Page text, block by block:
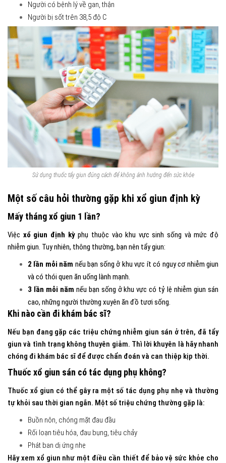
Người có bệnh lý về gan, thận
Người bị sốt trên 38,5 độ C
Sử dụng thuốc tẩy giun đúng cách để không ảnh hưởng đến sức khỏe
Một số câu hỏi thường gặp khi xổ giun định kỳ
Mấy tháng xổ giun 1 lần?
Việc xổ giun định kỳphụ thuộc vào khu vực sinh sống và mức độ
nhiễm giun. Tuy nhiên, thông thường, bạn nên tẩy giun:
2 lần mỗi năm nếu bạn sống ở khu vực ít có nguy cơ nhiễm giun
và có thói quen ăn uống lành mạnh.
3 lần mỗi năm nếu bạn sống ở khu vực có tỷ lệ nhiễm giun sán
cao, những người thường xuyên ăn đồ tươi sống.
Khi nào cần đi khám bác sĩ?
Nếu bạn đang gặp các triệu chứng nhiễm giun sán ở trên, đã tẩy
giun và tình trạng không thuyên giảm. Thì lời khuyên là hãy nhanh
chóng đi khám bác sĩ để được chẩn đoán và can thiệp kịp thời.
Thuốc xổ giun sán có tác dụng phụ không?
Thuốc xổ giun có thể gây ra một số tác dụng phụ nhẹ và thường
tự khỏi sau thời gian ngắn. Một số triệu chứng thường gặp là:
Buồn nôn, chóng mặt đau đầu
Rối loạn tiêu hóa, đau bụng, tiêu chảy
Phát ban dị ứng nhẹ
Hãy xem xổ giun như một điều cần thiết để bảo vệ sức khỏe cho